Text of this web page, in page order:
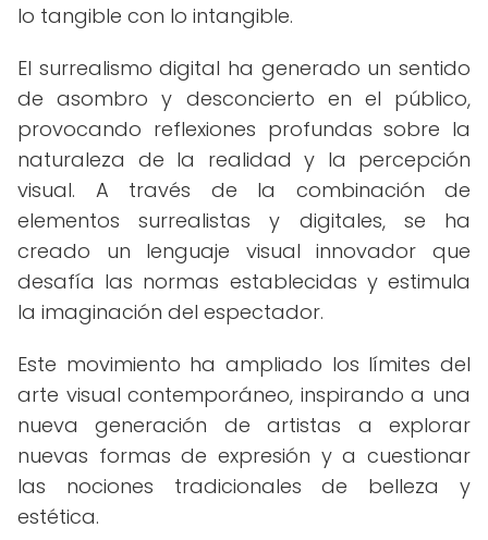
lo tangible con lo intangible.
El surrealismo digital ha generado un sentido
de asombro y desconcierto en el público,
provocando reflexiones profundas sobre la
naturaleza de la realidad y la percepción
visual. A través de la combinación de
elementos surrealistas y digitales, se ha
creado un lenguaje visual innovador que
desafía las normas establecidas y estimula
la imaginación del espectador.
Este movimiento ha ampliado los límites del
arte visual contemporáneo, inspirando a una
nueva generación de artistas a explorar
nuevas formas de expresión y a cuestionar
las nociones tradicionales de belleza y
estética.